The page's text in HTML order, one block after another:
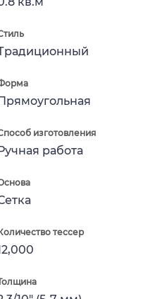
изготовления
работа
тессер